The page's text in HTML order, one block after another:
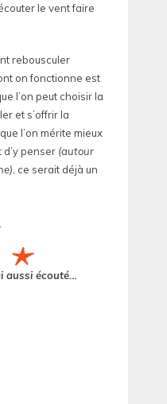
le vent faire
rebousculer
on fonctionne est
l’on peut choisir la
et s’offrir la
l’on mérite mieux
d’y penser (autour
, ce serait déjà un
aussi écouté…